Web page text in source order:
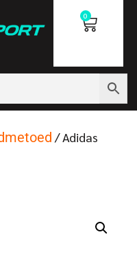
0
/ Adidas